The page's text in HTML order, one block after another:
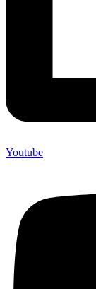
Youtube